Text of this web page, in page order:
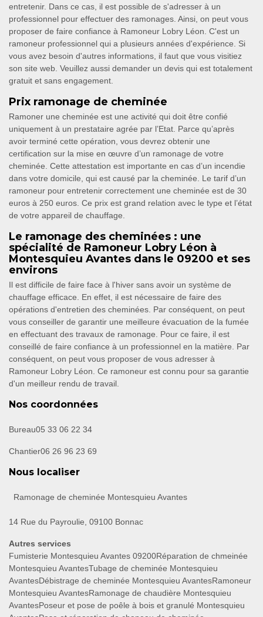
entretenir. Dans ce cas, il est possible de s'adresser à un
professionnel pour effectuer des ramonages. Ainsi, on peut vous
proposer de faire confiance à Ramoneur Lobry Léon. C'est un
ramoneur professionnel qui a plusieurs années d'expérience. Si
vous avez besoin d'autres informations, il faut que vous visitiez
son site web. Veuillez aussi demander un devis qui est totalement
gratuit et sans engagement.
Prix ramonage de cheminée
Ramoner une cheminée est une activité qui doit être confié
uniquement à un prestataire agrée par l’Etat. Parce qu’après
avoir terminé cette opération, vous devrez obtenir une
certification sur la mise en œuvre d’un ramonage de votre
cheminée. Cette attestation est importante en cas d’un incendie
dans votre domicile, qui est causé par la cheminée. Le tarif d’un
ramoneur pour entretenir correctement une cheminée est de 30
euros à 250 euros. Ce prix est grand relation avec le type et l’état
de votre appareil de chauffage.
Le ramonage des cheminées : une
spécialité de Ramoneur Lobry Léon à
Montesquieu Avantes dans le 09200 et ses
environs
Il est difficile de faire face à l'hiver sans avoir un système de
chauffage efficace. En effet, il est nécessaire de faire des
opérations d'entretien des cheminées. Par conséquent, on peut
vous conseiller de garantir une meilleure évacuation de la fumée
en effectuant des travaux de ramonage. Pour ce faire, il est
conseillé de faire confiance à un professionnel en la matière. Par
conséquent, on peut vous proposer de vous adresser à
Ramoneur Lobry Léon. Ce ramoneur est connu pour sa garantie
d'un meilleur rendu de travail.
Nos coordonnées
Bureau05 33 06 22 34
Chantier06 26 96 23 69
Nous localiser
Ramonage de cheminée Montesquieu Avantes
14 Rue du Payroulie, 09100 Bonnac
Autres services
Fumisterie Montesquieu Avantes 09200Réparation de chmeinée
Montesquieu AvantesTubage de cheminée Montesquieu
AvantesDébistrage de cheminée Montesquieu AvantesRamoneur
Montesquieu AvantesRamonage de chaudière Montesquieu
AvantesPoseur et pose de poêle à bois et granulé Montesquieu